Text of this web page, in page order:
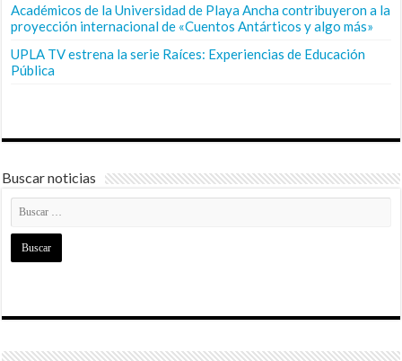
Académicos de la Universidad de Playa Ancha contribuyeron a la
proyección internacional de «Cuentos Antárticos y algo más»
UPLA TV estrena la serie Raíces: Experiencias de Educación
Pública
Buscar noticias